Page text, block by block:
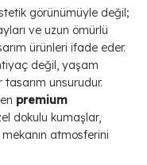
görünümüyle değil;
ve uzun ömürlü
ürünleri ifade eder.
değil, yaşam
tasarım unsurudur.
premium
dokulu kumaşlar,
atmosferini